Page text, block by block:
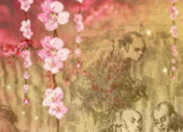
в детскую
листья